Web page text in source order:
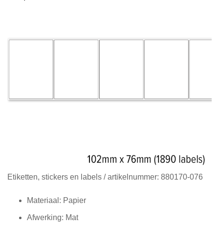
&
Etiketten, stickers en labels / artikelnummer: 880170-076
Materiaal: Papier
Afwerking: Mat
Ga
van